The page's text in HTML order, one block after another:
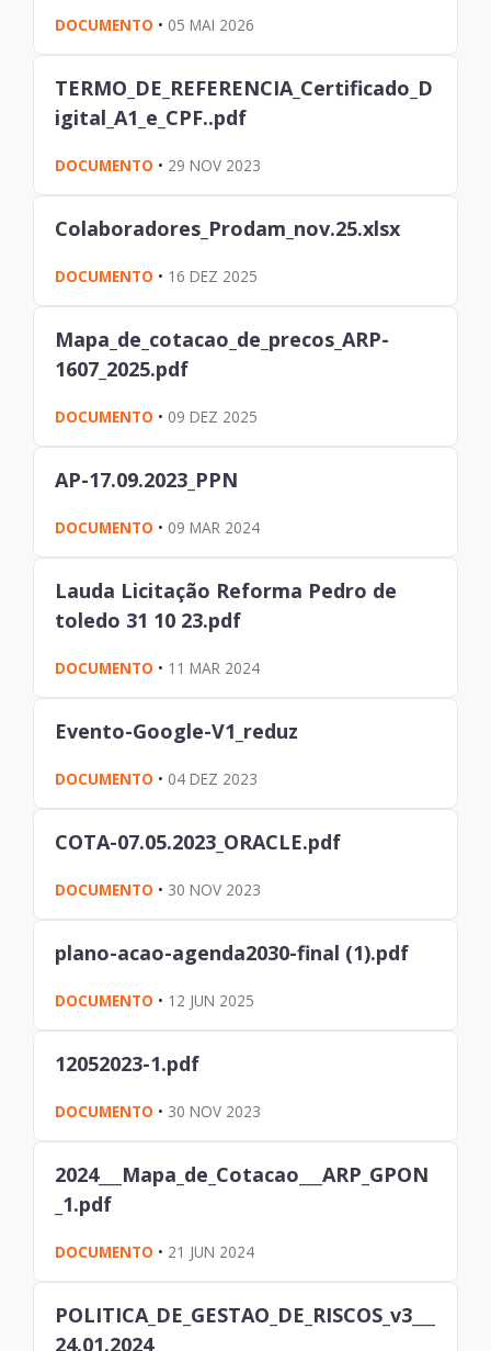
DOCUMENTO • 05 MAI 2026
TERMO_DE_REFERENCIA_Certificado_D
igital_A1_e_CPF..pdf
DOCUMENTO • 29 NOV 2023
Colaboradores_Prodam_nov.25.xlsx
DOCUMENTO • 16 DEZ 2025
Mapa_de_cotacao_de_precos_ARP-
1607_2025.pdf
DOCUMENTO • 09 DEZ 2025
AP-17.09.2023_PPN
DOCUMENTO • 09 MAR 2024
Lauda Licitação Reforma Pedro de
toledo 31 10 23.pdf
DOCUMENTO • 11 MAR 2024
Evento-Google-V1_reduz
DOCUMENTO • 04 DEZ 2023
COTA-07.05.2023_ORACLE.pdf
DOCUMENTO • 30 NOV 2023
plano-acao-agenda2030-final (1).pdf
DOCUMENTO • 12 JUN 2025
12052023-1.pdf
DOCUMENTO • 30 NOV 2023
2024___Mapa_de_Cotacao___ARP_GPON
_1.pdf
DOCUMENTO • 21 JUN 2024
POLITICA_DE_GESTAO_DE_RISCOS_v3___
24.01.2024